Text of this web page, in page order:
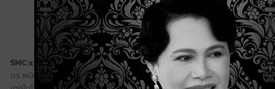
SMC x SMART TECHNOLOGY FOR MANUFACTURING
ดร.พนิตา พงษ์ไพบูลย์ รองผู้อำนวยการเนคเทค สวทช. และ ผู้อำนวนการศูน